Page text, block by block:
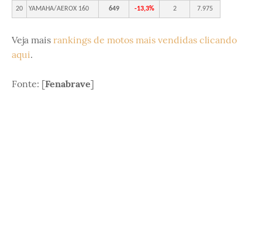
20 YAMAHA/AEROX 160 649 -13,3% 2 7.975
Veja mais rankings de motos mais vendidas clicando
aqui.
Fonte: [Fenabrave]